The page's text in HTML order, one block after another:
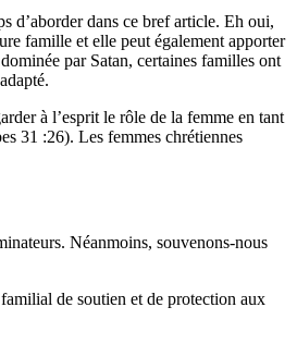
d’aborder dans ce bref article. Eh oui,
famille et elle peut également apporter
par Satan, certaines familles ont
à l’esprit le rôle de la femme en tant
31 :26). Les femmes chrétiennes
Néanmoins, souvenons-nous
de soutien et de protection aux